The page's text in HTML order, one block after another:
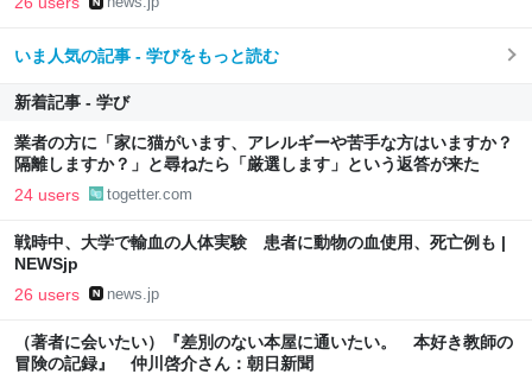
いま人気の記事 - 学びをもっと読む
新着記事 - 学び
業者の方に「家に猫がいます、アレルギーや苦手な方はいますか？
隔離しますか？」と尋ねたら「厳選します」という返答が来た
24 users togetter.com
戦時中、大学で輸血の人体実験 患者に動物の血使用、死亡例も |
NEWSjp
26 users news.jp
（著者に会いたい）『差別のない本屋に通いたい。 本好き教師の
冒険の記録』 仲川啓介さん：朝日新聞